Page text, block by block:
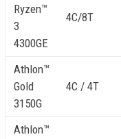
Ryzen™
3
4300GE
4C/8T
Athlon™
Gold
3150G
4C / 4T
Athlon™